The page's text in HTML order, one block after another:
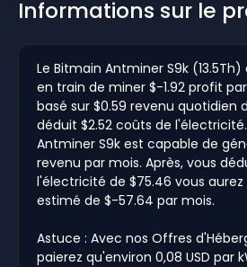
Informations sur le
Le Bitmain Antminer S9k
en train de miner $-1.92 profit
basé sur $0.59 revenu quotidien
déduit $2.52 coûts de
Antminer S9k est capable de
revenu par mois. Après, vous
l'électricité de $75.46 vous
estimé de $-57.64 par mois.
Astuce : Avec nos Offres
paierez qu'environ 0,08 USD par